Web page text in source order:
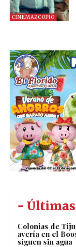
CINEMAZCOPIO
-
Colonias de
avería en el
siguen sin agua